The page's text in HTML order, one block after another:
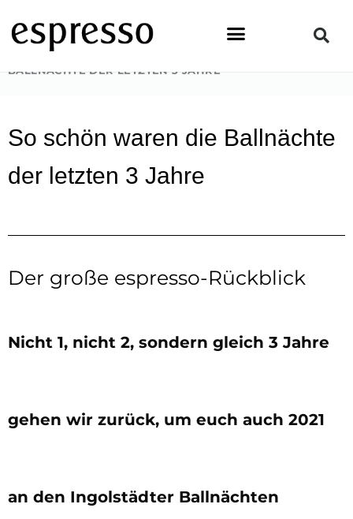
Inhalt
springen
STARTSEITE
BALLNÄCHTE DER LETZTEN 3 JAHRE
So schön waren die Ballnächte
der letzten 3 Jahre
Der große espresso-Rückblick
Nicht 1, nicht 2, sondern gleich 3 Jahre
gehen wir zurück, um euch auch 2021
an den Ingolstädter Ballnächten